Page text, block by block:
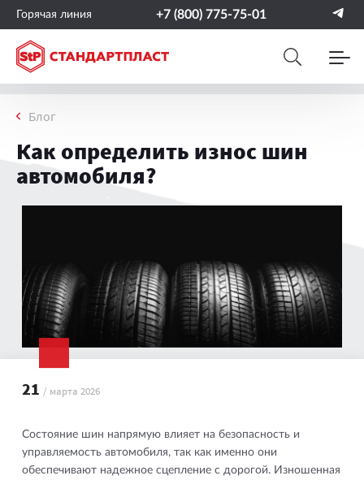
Горячая линия +7 (800) 775-75-01
Блог
Как определить износ шин
автомобиля?
21 / марта 2026
Состояние шин напрямую влияет на безопасность и
управляемость автомобиля, так как именно они
обеспечивают надежное сцепление с дорогой. Изношенная